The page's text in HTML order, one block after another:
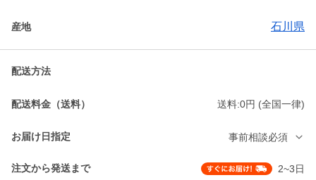
産地 石川県
配送方法
配送料金（送料） 送料:0円 (全国一律)
お届け日指定 事前相談必須
注文から発送まで 2~3日